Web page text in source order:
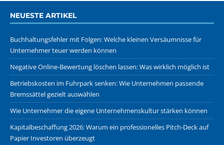
NEUESTE ARTIKEL
Buchhaltungsfehler mit Folgen: Welche kleinen Versäumnisse für
Unternehmer teuer werden können
Negative Online-Bewertung löschen lassen: Was wirklich möglich ist
Betriebskosten im Fuhrpark senken: Wie Unternehmen passende
Bremssättel gezielt auswählen
Wie Unternehmer die eigene Unternehmenskultur stärken können
Kapitalbeschaffung 2026: Warum ein professionelles Pitch-Deck auf
Papier Investoren überzeugt